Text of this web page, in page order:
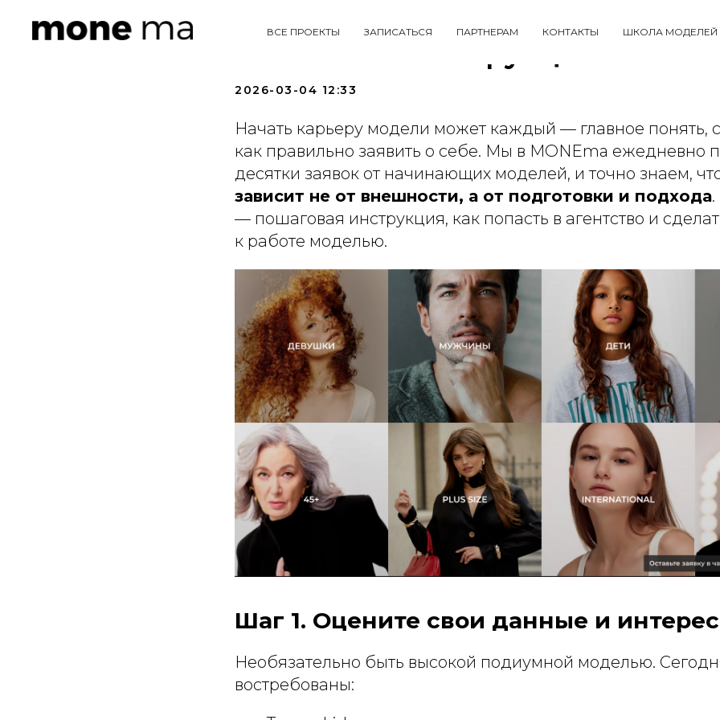
ВСЕ ПРОЕКТЫ ЗАПИСАТЬСЯ ПАРТНЕРАМ КОНТАКТЫ ШКОЛА МОДЕЛЕЙ
Как попасть в модельное
2026-03-04 12:33
Начать карьеру модели может каждый — главное понять,
как правильно заявить о себе. Мы в MONEma ежедневно
десятки заявок от начинающих моделей, и точно знаем,
зависит не от внешности, а от подготовки и подхода
— пошаговая инструкция, как попасть в агентство и
к работе моделью.
Шаг 1. Оцените свои данные и интерес
Необязательно быть высокой подиумной моделью.
востребованы: